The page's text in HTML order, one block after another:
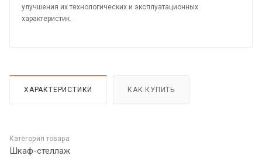
улучшения их технологических и эксплуатационных
характеристик.
ХАРАКТЕРИСТИКИ КАК КУПИТЬ
Категория товара
Шкаф-стеллаж